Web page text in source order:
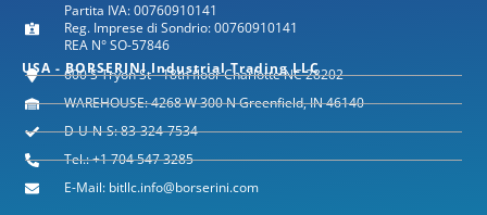
Partita IVA: 00760910141
Reg. Imprese di Sondrio: 00760910141
REA N° SO-57846
USA - BORSERINI Industrial Trading LLC
600 S Tryon St - 18th floor Charlotte NC 28202
WAREHOUSE: 4268 W 300 N Greenfield, IN 46140
D-U-N-S: 83-324-7534
Tel.: +1 704 547 3285
E-Mail: bitllc.info@borserini.com